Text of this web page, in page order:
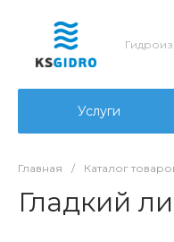
Услуги
Главная / Каталог
Гладкий